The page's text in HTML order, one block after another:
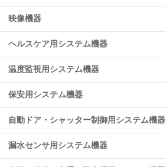
映像機器
ヘルスケア用システム機器
温度監視用システム機器
保安用システム機器
自動ドア・シャッター制御用システム機器
漏水センサ用システム機器